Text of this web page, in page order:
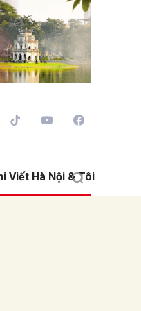
Viết Hà Nội & Tôi